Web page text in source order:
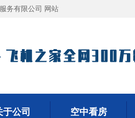
务有限公司 网站
于公司 空中看房